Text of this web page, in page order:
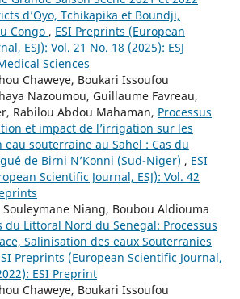
d’Oyo, Tchikapika et Boundji,
Congo , ESI Preprints (European
ESJ): Vol. 21 No. 18 (2025): ESJ
Sciences
Chaweye, Boukari Issoufou
Nazoumou, Guillaume Favreau,
Rabilou Abdou Mahaman, Processus
et impact de l’irrigation sur les
eau souterraine au Sahel : Cas du
de Birni N’Konni (Sud-Niger) , ESI
Scientific Journal, ESJ): Vol. 42
Niang, Boubou Aldiouma
du Littoral Nord du Senegal: Processus
Salinisation des eaux Souterranies
Preprints (European Scientific Journal,
ESI Preprint
Chaweye, Boukari Issoufou